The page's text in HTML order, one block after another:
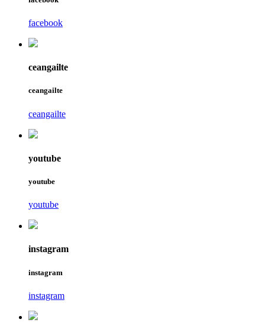
facebook
ceangailte
ceangailte
ceangailte
youtube
youtube
youtube
instagram
instagram
instagram